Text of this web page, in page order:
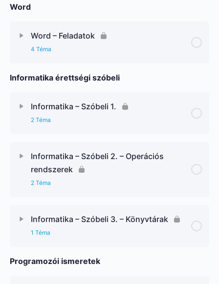
Word
Word – Feladatok
4 Téma
Informatika érettségi szóbeli
Informatika – Szóbeli 1.
2 Téma
Informatika – Szóbeli 2. – Operációs
rendszerek
2 Téma
Informatika – Szóbeli 3. – Könyvtárak
1 Téma
Programozói ismeretek